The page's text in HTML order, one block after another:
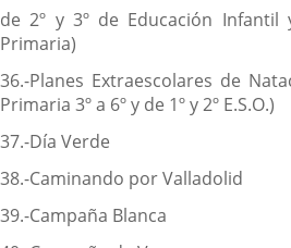
de 2º y 3º de Educación Infantil
Primaria)
36.-Planes Extraescolares de
Primaria 3º a 6º y de 1º y 2º E.S.O.)
37.-Día Verde
38.-Caminando por Valladolid
39.-Campaña Blanca